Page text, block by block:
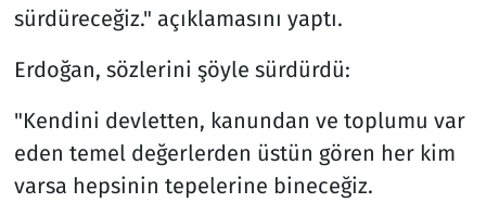
sürdüreceğiz." açıklamasını yaptı.
Erdoğan, sözlerini şöyle sürdürdü:
"Kendini devletten, kanundan ve toplumu var
eden temel değerlerden üstün gören her kim
varsa hepsinin tepelerine bineceğiz.